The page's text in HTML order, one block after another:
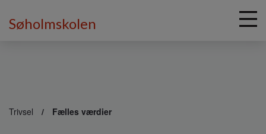
Søholmskolen
Trivsel Fælles værdier